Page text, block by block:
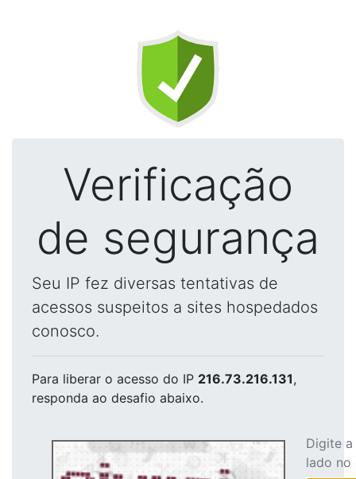
Verificação
de segurança
Seu IP fez diversas tentativas de
acessos suspeitos a sites hospedados
conosco.
Para liberar o acesso do IP 216.73.216.131,
responda ao desafio abaixo.
Digite
lado no